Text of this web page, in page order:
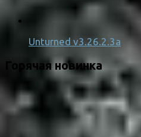
Unturned v3.26.2.3a
Горячая новинка